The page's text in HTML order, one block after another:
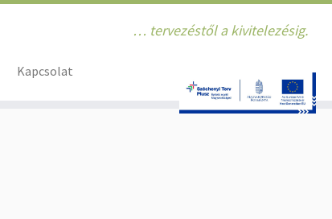
… tervezéstől a kivitelezésig.
Kapcsolat